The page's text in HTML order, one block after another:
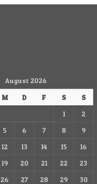
August 2026
M D F S
S
1
2
5 6 7 8
9
12 13 14 15
16
19 20 21 22
23
26 27 28 29
30